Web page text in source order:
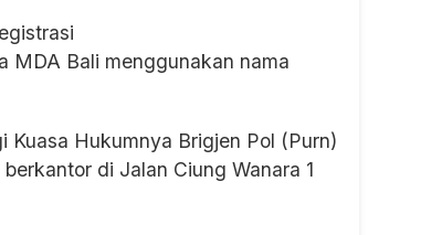
MDA Bali menggunakan nama
Kuasa Hukumnya Brigjen Pol (Purn)
di Jalan Ciung Wanara 1